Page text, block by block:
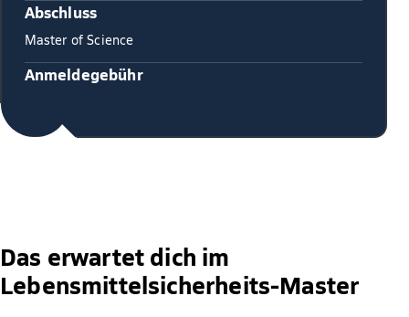
Abschluss
Master of Science
Anmeldegebühr
Das erwartet dich im
Lebensmittelsicherheits-Master